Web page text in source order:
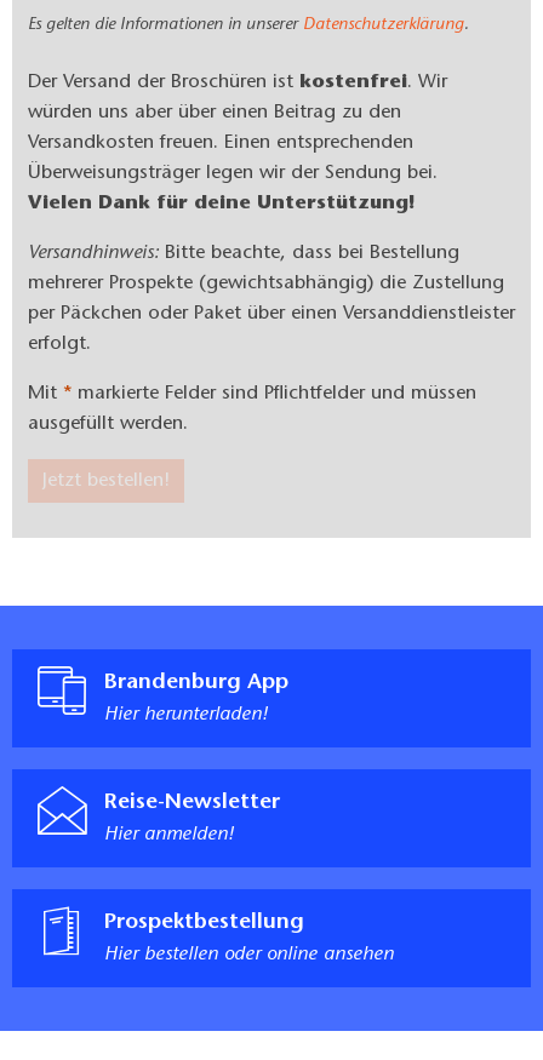
Es gelten die Informationen in unserer Datenschutzerklärung.
Der Versand der Broschüren ist kostenfrei. Wir
würden uns aber über einen Beitrag zu den
Versandkosten freuen. Einen entsprechenden
Überweisungsträger legen wir der Sendung bei.
Vielen Dank für deine Unterstützung!
Versandhinweis:Bitte beachte, dass bei Bestellung
mehrerer Prospekte (gewichtsabhängig) die Zustellung
per Päckchen oder Paket über einen Versanddienstleister
erfolgt.
Mit *markierte Felder sind Pflichtfelder und müssen
ausgefüllt werden.
Jetzt bestellen!
Brandenburg App
Hier herunterladen!
Reise-Newsletter
Hier anmelden!
Prospektbestellung
Hier bestellen oder online ansehen